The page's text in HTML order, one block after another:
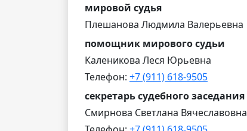
мировой судья
Плешанова Людмила Валерьевна
помощник мирового судьи
Каленикова Леся Юрьевна
Телефон: +7 (911) 618-9505
секретарь судебного заседания
Смирнова Светлана Вячеславовна